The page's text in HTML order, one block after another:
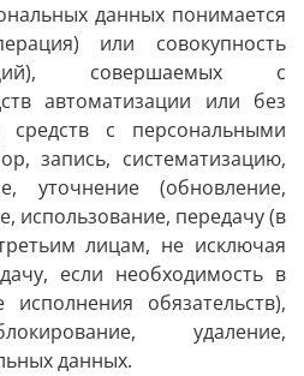
данных понимается
или совокупность
совершаемых с
автоматизации или без
средств с персональными
запись, систематизацию,
уточнение (обновление,
использование, передачу (в
лицам, не исключая
если необходимость в
обязательств),
удаление,
данных.